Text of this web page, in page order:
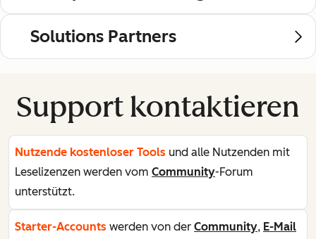
Solutions Partners
Support kontaktieren
Nutzende kostenloser Tools und alle Nutzenden mit
Leselizenzen werden vom Community-Forum
unterstützt.
Starter-Accounts werden von der Community, E-Mail